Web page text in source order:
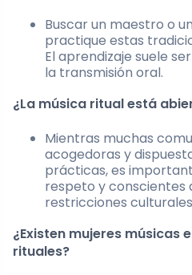
Buscar un maestro o
practique estas
El aprendizaje suele
la transmisión oral.
¿La música ritual está
Mientras muchas
acogedoras y
prácticas, es
respeto y conscientes
restricciones
¿Existen mujeres músicas
rituales?